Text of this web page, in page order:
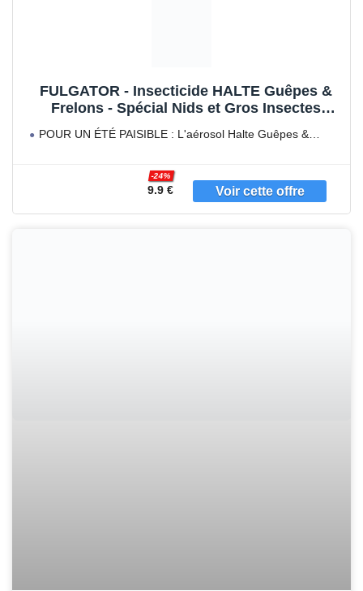
FULGATOR - Insecticide HALTE Guêpes &
Frelons - Spécial Nids et Gros Insectes
dangereux : guêpes, frelons, frelons
asiatiques - Capable de détruire 1 nid entier -
POUR UN ÉTÉ PAISIBLE : L'aérosol Halte Guêpes &
9.9 €
-24%